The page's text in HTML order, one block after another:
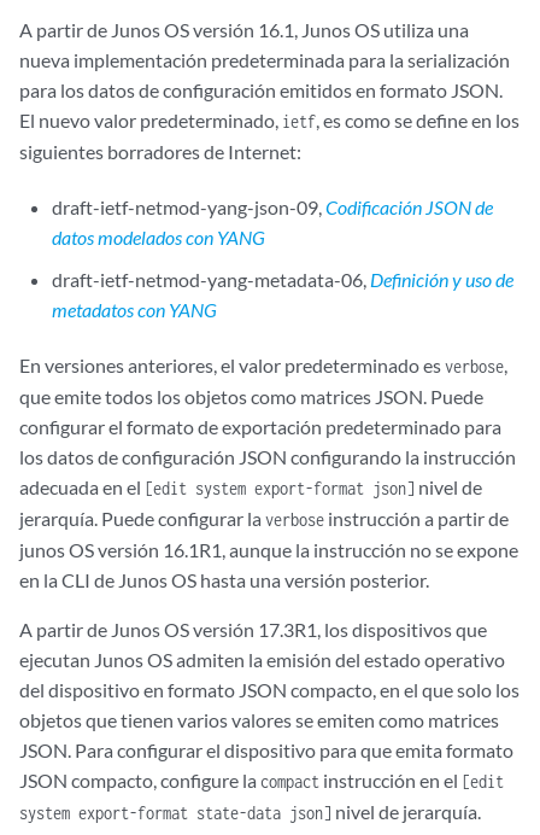
            ],
            {
                "data" : "
serial-number"
            }
            ],
            {
                "data" : "MX80-48T"
            ],
            "chassis-module" : [
                "name" : [
                {
                    "data" : "Midplane"
                }
                ],
                "version" : [
                {
                    "data" : "REV 11"
                }
                "part-number" : [
                {
                    "data" : "711-031603"
                }
                "serial-number" : [
                {
                    "data" : "
serial-number"
A partir de Junos OS versión 16.1, Junos OS utiliza una
nueva implementación predeterminada para la serialización
para los datos de configuración emitidos en formato JSON.
El nuevo valor predeterminado, ietf, es como se define en los
siguientes borradores de Internet:
draft-ietf-netmod-yang-json-09,Codificación JSON de
datos modelados con YANG
draft-ietf-netmod-yang-metadata-06, Definición y uso de
metadatos con YANG
En versiones anteriores, el valor predeterminado esverbose,
que emite todos los objetos como matrices JSON. Puede
configurar el formato de exportación predeterminado para
los datos de configuración JSON configurando la instrucción
adecuada en el [edit system export-format json] nivel de
jerarquía. Puede configurar la verbose instrucción a partir de
junos OS versión 16.1R1, aunque la instrucción no se expone
en la CLI de Junos OS hasta una versión posterior.
A partir de Junos OS versión 17.3R1, los dispositivos que
ejecutan Junos OS admiten la emisión del estado operativo
del dispositivo en formato JSON compacto, en el que solo los
objetos que tienen varios valores se emiten como matrices
JSON. Para configurar el dispositivo para que emita formato
JSON compacto, configure la compact instrucción en el [edit
system export-format state-data json] nivel de jerarquía.